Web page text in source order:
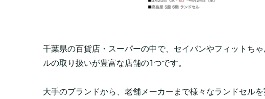
千葉県の百貨店・スーパーの中で、セイバンやフィットち
ルの取り扱いが豊富な店舗の1つです。
大手のブランドから、老舗メーカーまで様々なランドセル